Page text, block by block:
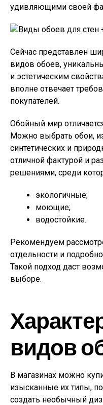
удивляющими своей
Сейчас представлен
видов обоев,
и эстетическим
вполне отвечает
покупателей.
Обойный мир
Можно выбрать обои,
синтетических и
отличной фактурой и
решениями, среди
экологичные;
моющие;
водостойкие.
Рекомендуем
отдельности и
Такой подход даст
выборе.
видов
В магазинах можно
изысканные их типы,
создать необычный